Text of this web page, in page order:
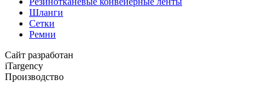
Шланги
Сетки
Ремни
Сайт разработан
iTargency
Производство